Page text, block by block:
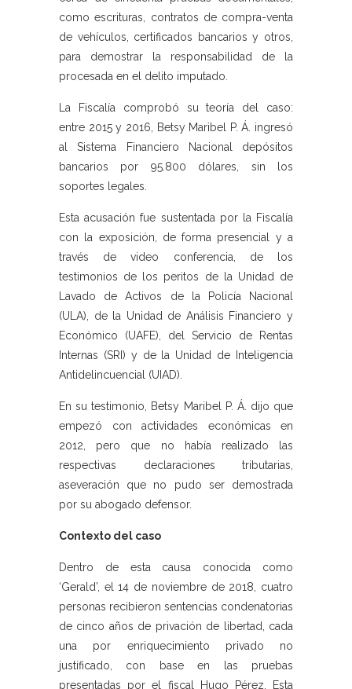
como escrituras, contratos de compra-venta
de vehículos, certificados bancarios y otros,
para demostrar la responsabilidad de la
procesada en el delito imputado.
La Fiscalía comprobó su teoría del caso:
entre 2015 y 2016, Betsy Maribel P. Á. ingresó
al Sistema Financiero Nacional depósitos
bancarios por 95.800 dólares, sin los
soportes legales.
Esta acusación fue sustentada por la Fiscalía
con la exposición, de forma presencial y a
través de video conferencia, de los
testimonios de los peritos de la Unidad de
Lavado de Activos de la Policía Nacional
(ULA), de la Unidad de Análisis Financiero y
Económico (UAFE), del Servicio de Rentas
Internas (SRI) y de la Unidad de Inteligencia
Antidelincuencial (UIAD).
En su testimonio, Betsy Maribel P. Á. dijo que
empezó con actividades económicas en
2012, pero que no había realizado las
respectivas declaraciones tributarias,
aseveración que no pudo ser demostrada
por su abogado defensor.
Contexto del caso
Dentro de esta causa conocida como
‘Gerald’, el 14 de noviembre de 2018, cuatro
personas recibieron sentencias condenatorias
de cinco años de privación de libertad, cada
una por enriquecimiento privado no
justificado, con base en las pruebas
presentadas por el fiscal Hugo Pérez. Esta